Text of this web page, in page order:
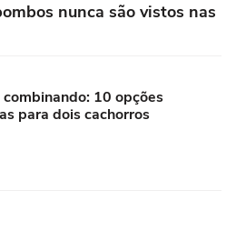
nunca são vistos nas
combinando: 10 opções
para dois cachorros